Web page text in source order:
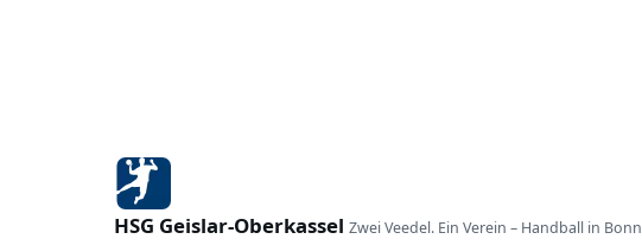
HSG Geislar-Oberkassel Zwei Veedel. Ein Verein – Handball in Bonn